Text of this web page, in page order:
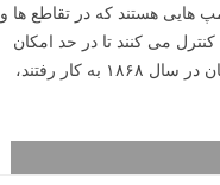
هایی هستند که در تقاطع ها و
می کنند تا در حد امکان
از به وجود آمدن حادثه جلوگیری کنند. اولین بار چراغ های راهنمایی در انگلستان در سال ۱۸۶۸ به کار رفتند،